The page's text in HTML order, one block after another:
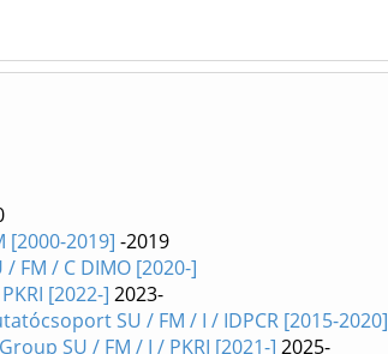
[2000-2019] -2019
FM / C DIMO [2020-]
[2022-] 2023-
SU / FM / I / IDPCR [2015-2020]
SU / FM / I / PKRI [2021-] 2025-